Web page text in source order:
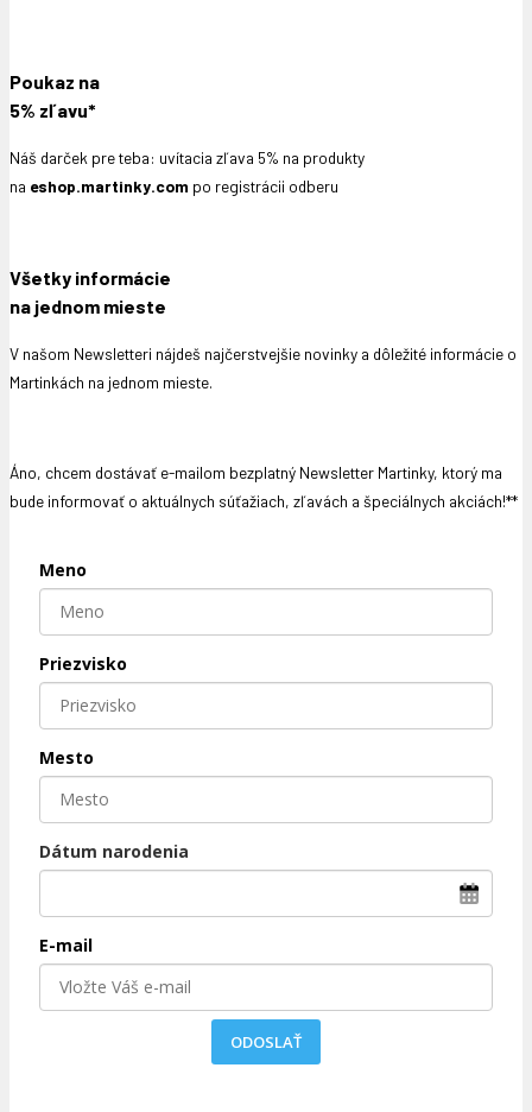
Poukaz na
5% zľavu*
Náš darček pre teba: uvítacia zľava 5% na produkty
na eshop.martinky.com po registrácii odberu
Všetky informácie
na jednom mieste
V našom Newsletteri nájdeš najčerstvejšie novinky a dôležité informácie o
Martinkách na jednom mieste.
Áno, chcem dostávať e-mailom bezplatný Newsletter Martinky, ktorý ma
bude informovať o aktuálnych súťažiach, zľavách a špeciálnych akciách!**
Meno
Priezvisko
Mesto
Dátum narodenia
E-mail
ODOSLAŤ